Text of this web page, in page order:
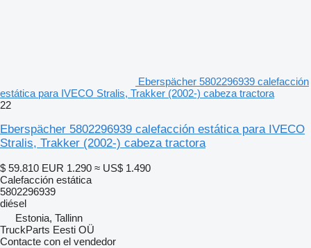
Eberspächer 5802296939 calefacción
estática para IVECO Stralis, Trakker (2002-) cabeza tractora
22
Eberspächer 5802296939 calefacción estática para IVECO
Stralis, Trakker (2002-) cabeza tractora
$ 59.810 EUR 1.290 ≈ US$ 1.490
Calefacción estática
5802296939
diésel
Estonia, Tallinn
TruckParts Eesti OÜ
Contacte con el vendedor